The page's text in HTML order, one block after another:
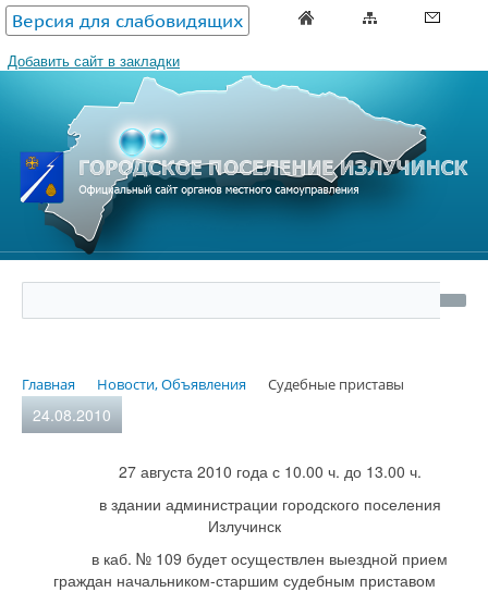
Версия для слабовидящих
Добавить сайт в закладки
Главная Новости, Объявления Судебные приставы
24.08.2010
27 августа 2010 года с 10.00 ч. до 13.00 ч.
в здании администрации городского поселения
Излучинск
в каб. № 109 будет осуществлен выездной прием
граждан начальником-старшим судебным приставом